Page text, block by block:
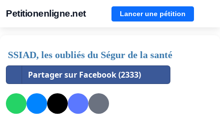
Petitionenligne.net Lancer une pétition
SSIAD, les oubliés du Ségur de la santé
Partager sur Facebook (2333)